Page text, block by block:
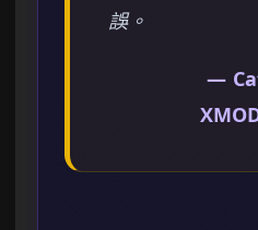
誤。
—